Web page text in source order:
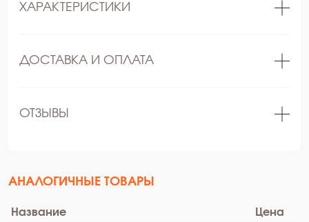
ХАРАКТЕРИСТИКИ
ДОСТАВКА И ОПЛАТА
ОТЗЫВЫ
АНАЛОГИЧНЫЕ ТОВАРЫ
Название Цена